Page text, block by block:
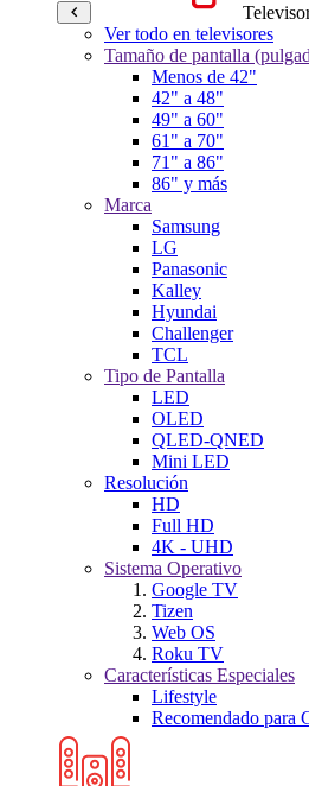
Ver todo en televisores
Tamaño de pantalla
Menos de 42"
42" a 48"
49" a 60"
61" a 70"
71" a 86"
86" y más
Marca
Samsung
LG
Panasonic
Kalley
Hyundai
Challenger
TCL
Tipo de Pantalla
LED
OLED
QLED-QNED
Mini LED
Resolución
HD
Full HD
4K - UHD
Sistema Operativo
Google TV
Tizen
Web OS
Roku TV
Características Especiales
Lifestyle
Recomendado para